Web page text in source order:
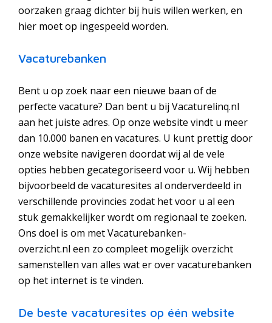
oorzaken graag dichter bij huis willen werken, en
hier moet op ingespeeld worden.
Vacaturebanken
Bent u op zoek naar een nieuwe baan of de
perfecte vacature? Dan bent u bij Vacaturelinq.nl
aan het juiste adres. Op onze website vindt u meer
dan 10.000 banen en vacatures. U kunt prettig door
onze website navigeren doordat wij al de vele
opties hebben gecategoriseerd voor u. Wij hebben
bijvoorbeeld de vacaturesites al onderverdeeld in
verschillende provincies zodat het voor u al een
stuk gemakkelijker wordt om regionaal te zoeken.
Ons doel is om met Vacaturebanken-
overzicht.nl een zo compleet mogelijk overzicht
samenstellen van alles wat er over vacaturebanken
op het internet is te vinden.
De beste vacaturesites op één website